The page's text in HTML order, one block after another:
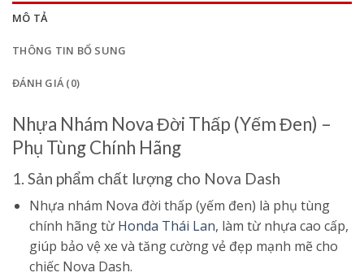
MÔ TẢ
THÔNG TIN BỔ SUNG
ĐÁNH GIÁ (0)
Nhựa Nhám Nova Đời Thấp (Yếm Đen) –
Phụ Tùng Chính Hãng
1. Sản phẩm chất lượng cho Nova Dash
Nhựa nhám Nova đời thấp (yếm đen) là phụ tùng
chính hãng từ Honda Thái Lan, làm từ nhựa cao cấp,
giúp bảo vệ xe và tăng cường vẻ đẹp mạnh mẽ cho
chiếc Nova Dash.